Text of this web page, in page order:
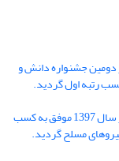
دومین جشنواره دانش و
نشریه علمی - پژوهشی « اطلاعات جغرافیایی(سپهر)» در سال 1397 موفق به کسب
مسلح گردید.